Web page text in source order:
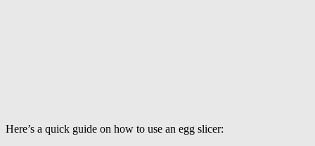
Here’s a quick guide on how to use an egg slicer: